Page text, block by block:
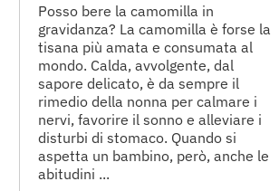
Posso bere la camomilla in
gravidanza? La camomilla è forse la
tisana più amata e consumata al
mondo. Calda, avvolgente, dal
sapore delicato, è da sempre il
rimedio della nonna per calmare i
nervi, favorire il sonno e alleviare i
disturbi di stomaco. Quando si
aspetta un bambino, però, anche le
abitudini ...